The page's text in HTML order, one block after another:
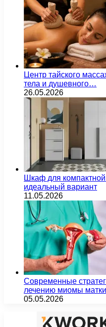
Центр тайского
тела и душевного…
26.05.2026
Шкаф для
идеальный вариант
11.05.2026
Современные
лечению миомы матки
05.05.2026